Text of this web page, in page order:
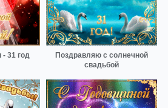
31 год
Поздравляю с солнечной
свадьбой